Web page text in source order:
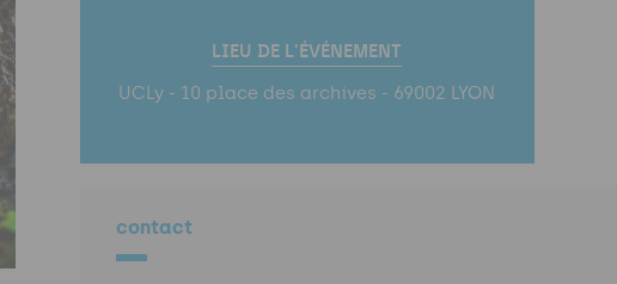
LIEU DE L'ÉVÉNEMENT
UCLy - 10 place des archives - 69002 LYON
contact